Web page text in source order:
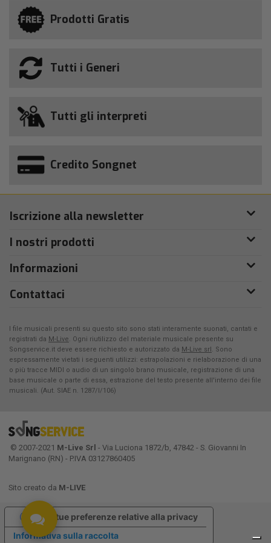
Prodotti Gratis
Tutti i Generi
Tutti gli interpreti
Credito Songnet
Iscrizione alla newsletter
I nostri prodotti
Informazioni
Contattaci
I file musicali presenti su questo sito sono stati interamente suonati, cantati e
registrati da M-Live. Ogni riutilizzo del materiale musicale presente su
Songservice.it deve essere richiesto e autorizzato da M-Live srl. Sono
espressamente vietati i seguenti utilizzi: estrapolazioni e rielaborazione di una
o più tracce MIDI o audio di un singolo brano musicale, registrazione di una
base musicale o parte di essa, estrazione del testo presente all'interno dei file
musicali. (Aut. SIAE n. 1287/I/106)
© 2007-2021 M-Live Srl - Via Luciona 1872/b, 47842 - S. Giovanni In
Marignano (RN) - P.IVA 03127860405
Sito creato da M-LIVE
Informativa sulla raccolta
Le tue preferenze relative alla privacy